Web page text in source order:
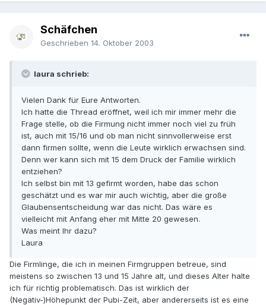
Schäfchen
Geschrieben 14. Oktober 2003
laura schrieb:
Vielen Dank für Eure Antworten.
Ich hatte die Thread eröffnet, weil ich mir immer mehr die
Frage stelle, ob die Firmung nicht immer noch viel zu früh
ist, auch mit 15/16 und ob man nicht sinnvollerweise erst
dann firmen sollte, wenn die Leute wirklich erwachsen sind.
Denn wer kann sich mit 15 dem Druck der Familie wirklich
entziehen?
Ich selbst bin mit 13 gefirmt worden, habe das schon
geschätzt und es war mir auch wichtig, aber die große
Glaubensentscheidung war das nicht. Das wäre es
vielleicht mit Anfang eher mit Mitte 20 gewesen.
Was meint Ihr dazu?
Laura
Die Firmlinge, die ich in meinen Firmgruppen betreue, sind
meistens so zwischen 13 und 15 Jahre alt, und dieses Alter halte
ich für richtig problematisch. Das ist wirklich der
(Negativ-)Höhepunkt der Pubi-Zeit, aber andererseits ist es eine